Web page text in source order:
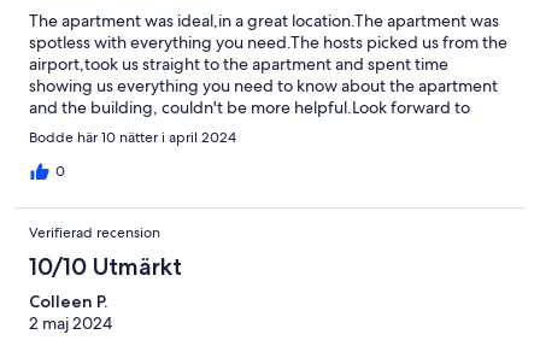
The apartment was ideal,in a great location.The apartment was
spotless with everything you need.The hosts picked us from the
airport,took us straight to the apartment and spent time
showing us everything you need to know about the apartment
and the building, couldn't be more helpful.Look forward to
returning as soon as we can.
Bodde här 10 nätter i april 2024
0
Verifierad recension
10/10 Utmärkt
Colleen P.
2 maj 2024